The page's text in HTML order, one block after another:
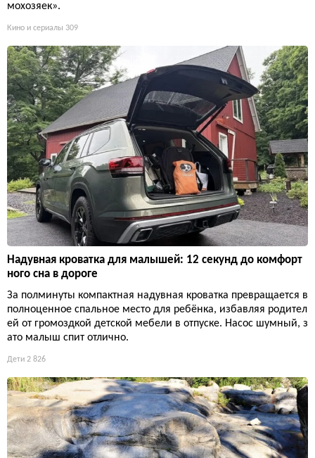
мохозяек».
Кино и сериалы 309
Надувная кроватка для малышей: 12 секунд до комфорт
ного сна в дороге
За полминуты компактная надувная кроватка превращается в
полноценное спальное место для ребёнка, избавляя родител
ей от громоздкой детской мебели в отпуске. Насос шумный, з
ато малыш спит отлично.
Дети 2 826